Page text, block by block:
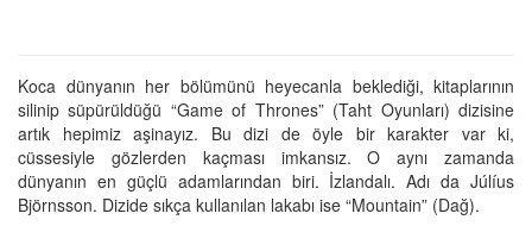
Koca dünyanın her bölümünü heyecanla beklediği, kitaplarının
silinip süpürüldüğü “Game of Thrones” (Taht Oyunları) dizisine
artık hepimiz aşinayız. Bu dizi de öyle bir karakter var ki,
cüssesiyle gözlerden kaçması imkansız. O aynı zamanda
dünyanın en güçlü adamlarından biri. İzlandalı. Adı da Júlíus
Björnsson. Dizide sıkça kullanılan lakabı ise “Mountain” (Dağ).